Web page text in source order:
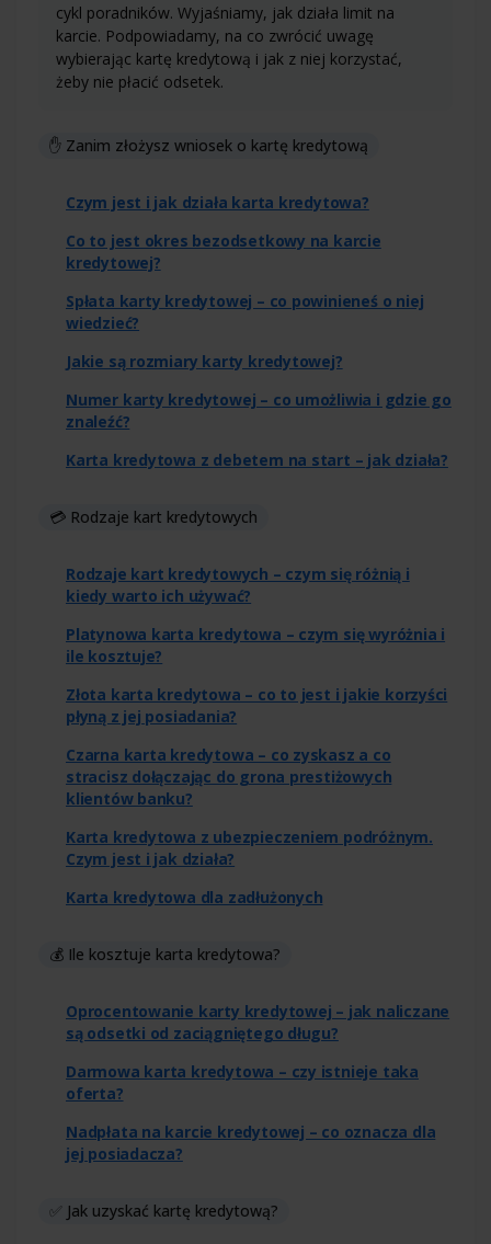
cykl poradników. Wyjaśniamy, jak działa limit na
karcie. Podpowiadamy, na co zwrócić uwagę
wybierając kartę kredytową i jak z niej korzystać,
żeby nie płacić odsetek.
✋ Zanim złożysz wniosek o kartę kredytową
Czym jest i jak działa karta kredytowa?
Co to jest okres bezodsetkowy na karcie
kredytowej?
Spłata karty kredytowej – co powinieneś o niej
wiedzieć?
Jakie są rozmiary karty kredytowej?
Numer karty kredytowej – co umożliwia i gdzie go
znaleźć?
Karta kredytowa z debetem na start – jak działa?
💳 Rodzaje kart kredytowych
Rodzaje kart kredytowych – czym się różnią i
kiedy warto ich używać?
Platynowa karta kredytowa – czym się wyróżnia i
ile kosztuje?
Złota karta kredytowa – co to jest i jakie korzyści
płyną z jej posiadania?
Czarna karta kredytowa – co zyskasz a co
stracisz dołączając do grona prestiżowych
klientów banku?
Karta kredytowa z ubezpieczeniem podróżnym.
Czym jest i jak działa?
Karta kredytowa dla zadłużonych
💰 Ile kosztuje karta kredytowa?
Oprocentowanie karty kredytowej – jak naliczane
są odsetki od zaciągniętego długu?
Darmowa karta kredytowa – czy istnieje taka
oferta?
Nadpłata na karcie kredytowej – co oznacza dla
jej posiadacza?
✅ Jak uzyskać kartę kredytową?